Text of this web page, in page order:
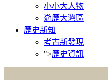
小小大人物
遊歷大灣區
歷史新知
考古新發現
">歷史資訊